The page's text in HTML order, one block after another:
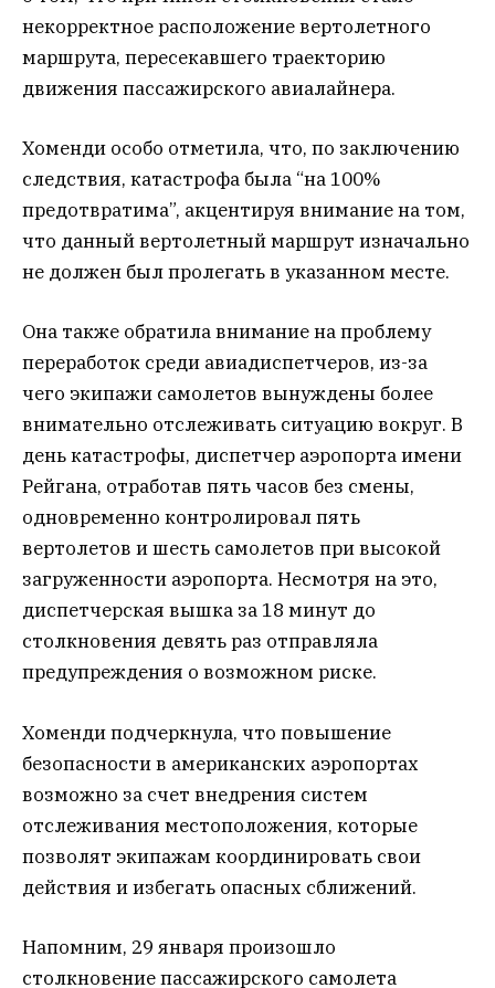
некорректное расположение вертолетного
маршрута, пересекавшего траекторию
движения пассажирского авиалайнера.
Хоменди особо отметила, что, по заключению
следствия, катастрофа была “на 100%
предотвратима”, акцентируя внимание на том,
что данный вертолетный маршрут изначально
не должен был пролегать в указанном месте.
Она также обратила внимание на проблему
переработок среди авиадиспетчеров, из-за
чего экипажи самолетов вынуждены более
внимательно отслеживать ситуацию вокруг. В
день катастрофы, диспетчер аэропорта имени
Рейгана, отработав пять часов без смены,
одновременно контролировал пять
вертолетов и шесть самолетов при высокой
загруженности аэропорта. Несмотря на это,
диспетчерская вышка за 18 минут до
столкновения девять раз отправляла
предупреждения о возможном риске.
Хоменди подчеркнула, что повышение
безопасности в американских аэропортах
возможно за счет внедрения систем
отслеживания местоположения, которые
позволят экипажам координировать свои
действия и избегать опасных сближений.
Напомним, 29 января произошло
столкновение пассажирского самолета